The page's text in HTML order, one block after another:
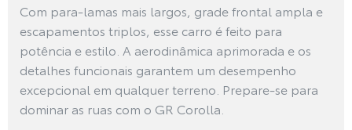
Com para-lamas mais largos, grade frontal ampla e
escapamentos triplos, esse carro é feito para
potência e estilo. A aerodinâmica aprimorada e os
detalhes funcionais garantem um desempenho
excepcional em qualquer terreno. Prepare-se para
dominar as ruas com o GR Corolla.